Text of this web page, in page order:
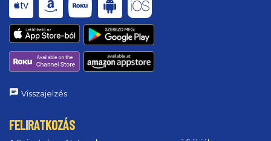
Visszajelzés
FELIRATKOZÁS